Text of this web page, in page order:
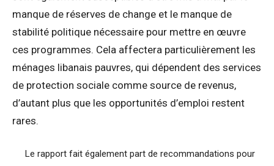
manque de réserves de change et le manque de
stabilité politique nécessaire pour mettre en œuvre
ces programmes. Cela affectera particulièrement les
ménages libanais pauvres, qui dépendent des services
de protection sociale comme source de revenus,
d’autant plus que les opportunités d’emploi restent
rares.
Le rapport fait également part de recommandations pour